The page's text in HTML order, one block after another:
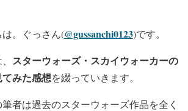
。ぐっさん(@gussanchi0123)です。
スターウォーズ・スカイウォーカーの
みた感想を綴っていきます。
者は過去のスターウォーズ作品を全く